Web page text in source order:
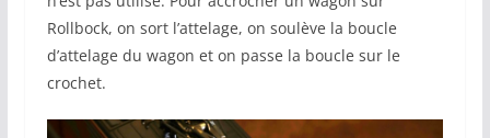
Rollbock, on sort l’attelage, on soulève la boucle
d’attelage du wagon et on passe la boucle sur le
crochet.